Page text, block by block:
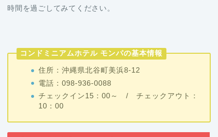
時間を過ごしてみてください。
コンドミニアムホテル モンパの基本情報
住所：沖縄県北谷町美浜8-12
電話：098-936-0088
チェックイン15：00～ / チェックアウト：
10：00